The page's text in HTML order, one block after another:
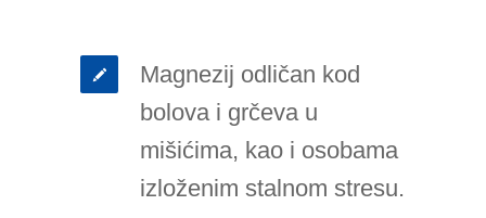
Magnezij odličan kod
bolova i grčeva u
mišićima, kao i osobama
izloženim stalnom stresu.